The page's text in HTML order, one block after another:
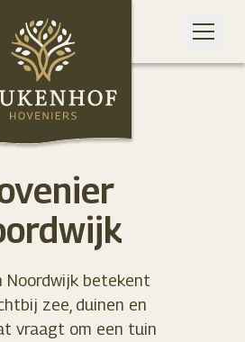
Noordwijk betekent
zee, duinen en
vraagt om een tuin